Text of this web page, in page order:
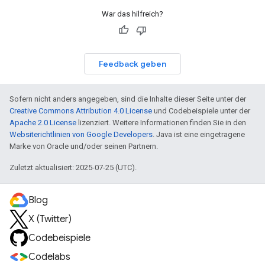
War das hilfreich?
Feedback geben
Sofern nicht anders angegeben, sind die Inhalte dieser Seite unter der
Creative Commons Attribution 4.0 License und Codebeispiele unter der
Apache 2.0 License lizenziert. Weitere Informationen finden Sie in den
Websiterichtlinien von Google Developers. Java ist eine eingetragene
Marke von Oracle und/oder seinen Partnern.
Zuletzt aktualisiert: 2025-07-25 (UTC).
Blog
X (Twitter)
Codebeispiele
Codelabs